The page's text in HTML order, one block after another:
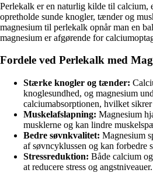
Perlekalk er en naturlig kilde til calcium,
opretholde sunde knogler, tænder og
magnesium til perlekalk opnår man en
magnesium er afgørende for
Fordele ved Perlekalk med
Stærke knogler og tænder:
knoglesundhed, og magnesium
calciumabsorptionen, hvilket
Muskelafslapning: Magnesium
musklerne og kan lindre
Bedre søvnkvalitet: Magnesium
af søvncyklussen og kan forbedre
Stressreduktion: Både calcium
at reducere stress og angstniveauer.